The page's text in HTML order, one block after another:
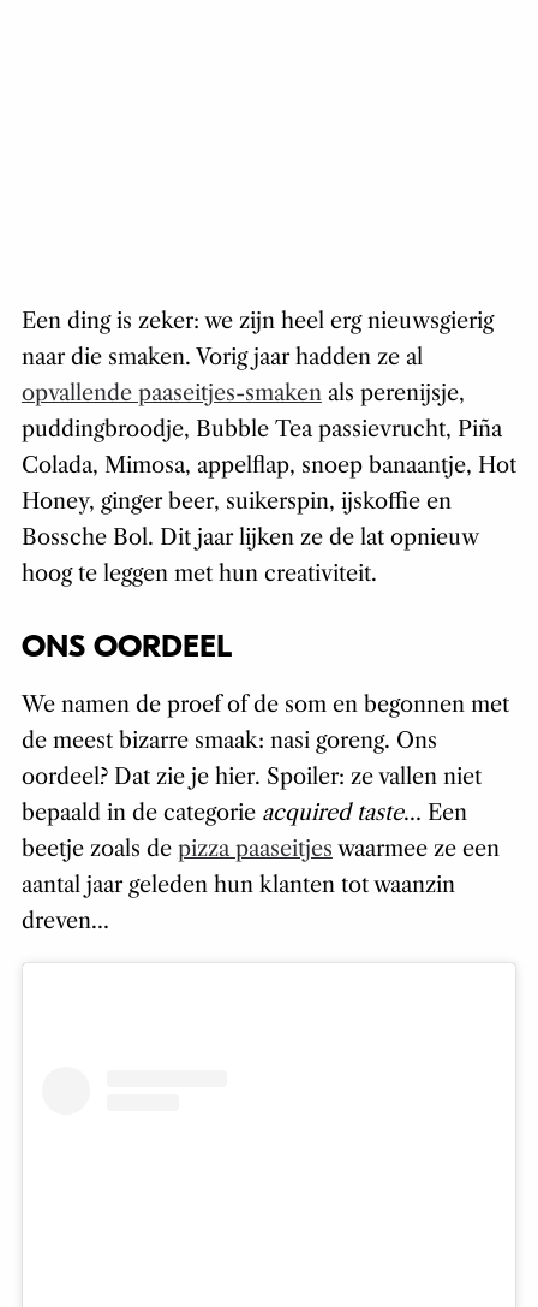
Een ding is zeker: we zijn heel erg nieuwsgierig
naar die smaken. Vorig jaar hadden ze al
opvallende paaseitjes-smakenals perenijsje,
puddingbroodje, Bubble Tea passievrucht, Piña
Colada, Mimosa, appelflap, snoep banaantje, Hot
Honey, ginger beer, suikerspin, ijskoffie en
Bossche Bol. Dit jaar lijken ze de lat opnieuw
hoog te leggen met hun creativiteit.
ONS OORDEEL
We namen de proef of de som en begonnen met
de meest bizarre smaak: nasi goreng. Ons
oordeel? Dat zie je hier. Spoiler: ze vallen niet
bepaald in de categorie acquired taste… Een
beetje zoals de pizza paaseitjes waarmee ze een
aantal jaar geleden hun klanten tot waanzin
dreven…